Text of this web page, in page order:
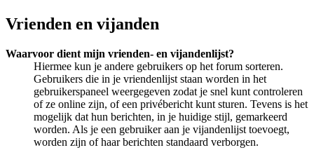
Vrienden en vijanden
Waarvoor dient mijn vrienden- en vijandenlijst?
Hiermee kun je andere gebruikers op het forum sorteren.
Gebruikers die in je vriendenlijst staan worden in het
gebruikerspaneel weergegeven zodat je snel kunt controleren
of ze online zijn, of een privébericht kunt sturen. Tevens is het
mogelijk dat hun berichten, in je huidige stijl, gemarkeerd
worden. Als je een gebruiker aan je vijandenlijst toevoegt,
worden zijn of haar berichten standaard verborgen.